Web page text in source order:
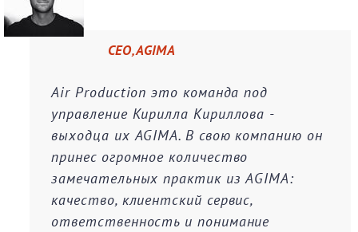
CEO, AGIMA
Air Production это команда под
управление Кирилла Кириллова -
выходца их AGIMA. В свою компанию он
принес огромное количество
замечательных практик из AGIMA:
качество, клиентский сервис,
ответственность и понимание